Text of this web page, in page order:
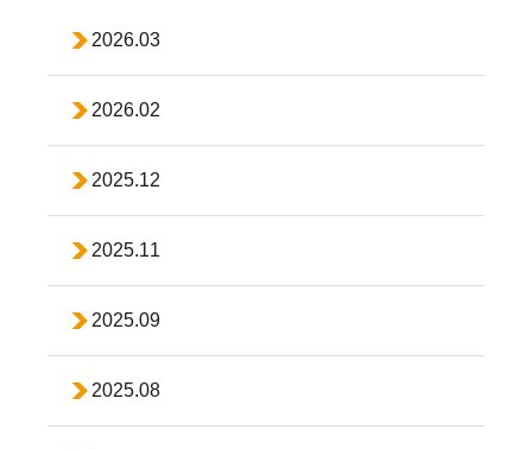
2026.03
2026.02
2025.12
2025.11
2025.09
2025.08